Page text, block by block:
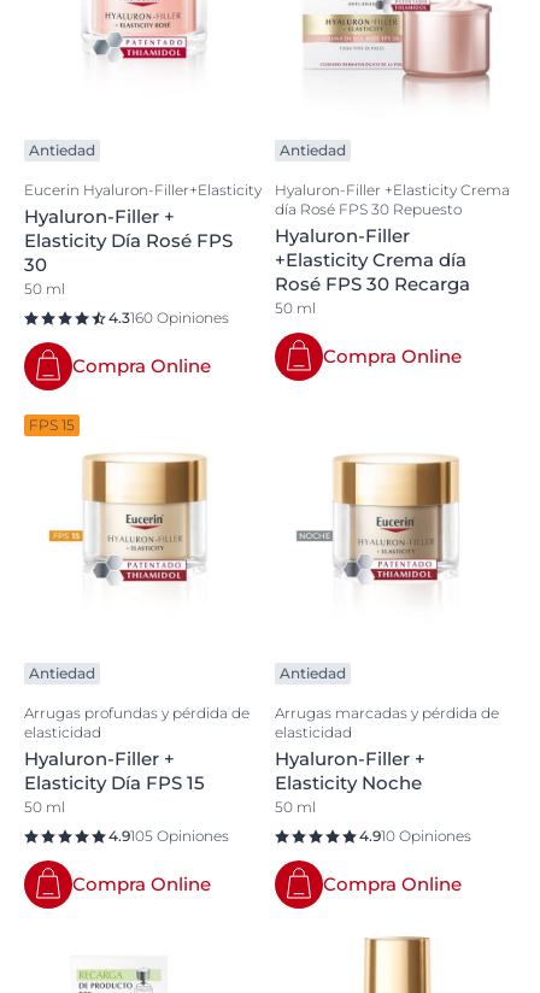
Antiedad
Eucerin Hyaluron-Filler+Elasticity
Hyaluron-Filler +
Elasticity Día Rosé FPS
30
50 ml
4.3160 Opiniones
Compra Online
Antiedad
Hyaluron-Filler +Elasticity Crema
día Rosé FPS 30 Repuesto
Hyaluron-Filler
+Elasticity Crema día
Rosé FPS 30 Recarga
50 ml
Compra Online
FPS 15
Antiedad
Arrugas profundas y pérdida de
elasticidad
Hyaluron-Filler +
Elasticity Día FPS 15
50 ml
4.9105 Opiniones
Compra Online
Antiedad
Arrugas marcadas y pérdida de
elasticidad
Hyaluron-Filler +
Elasticity Noche
50 ml
4.910 Opiniones
Compra Online